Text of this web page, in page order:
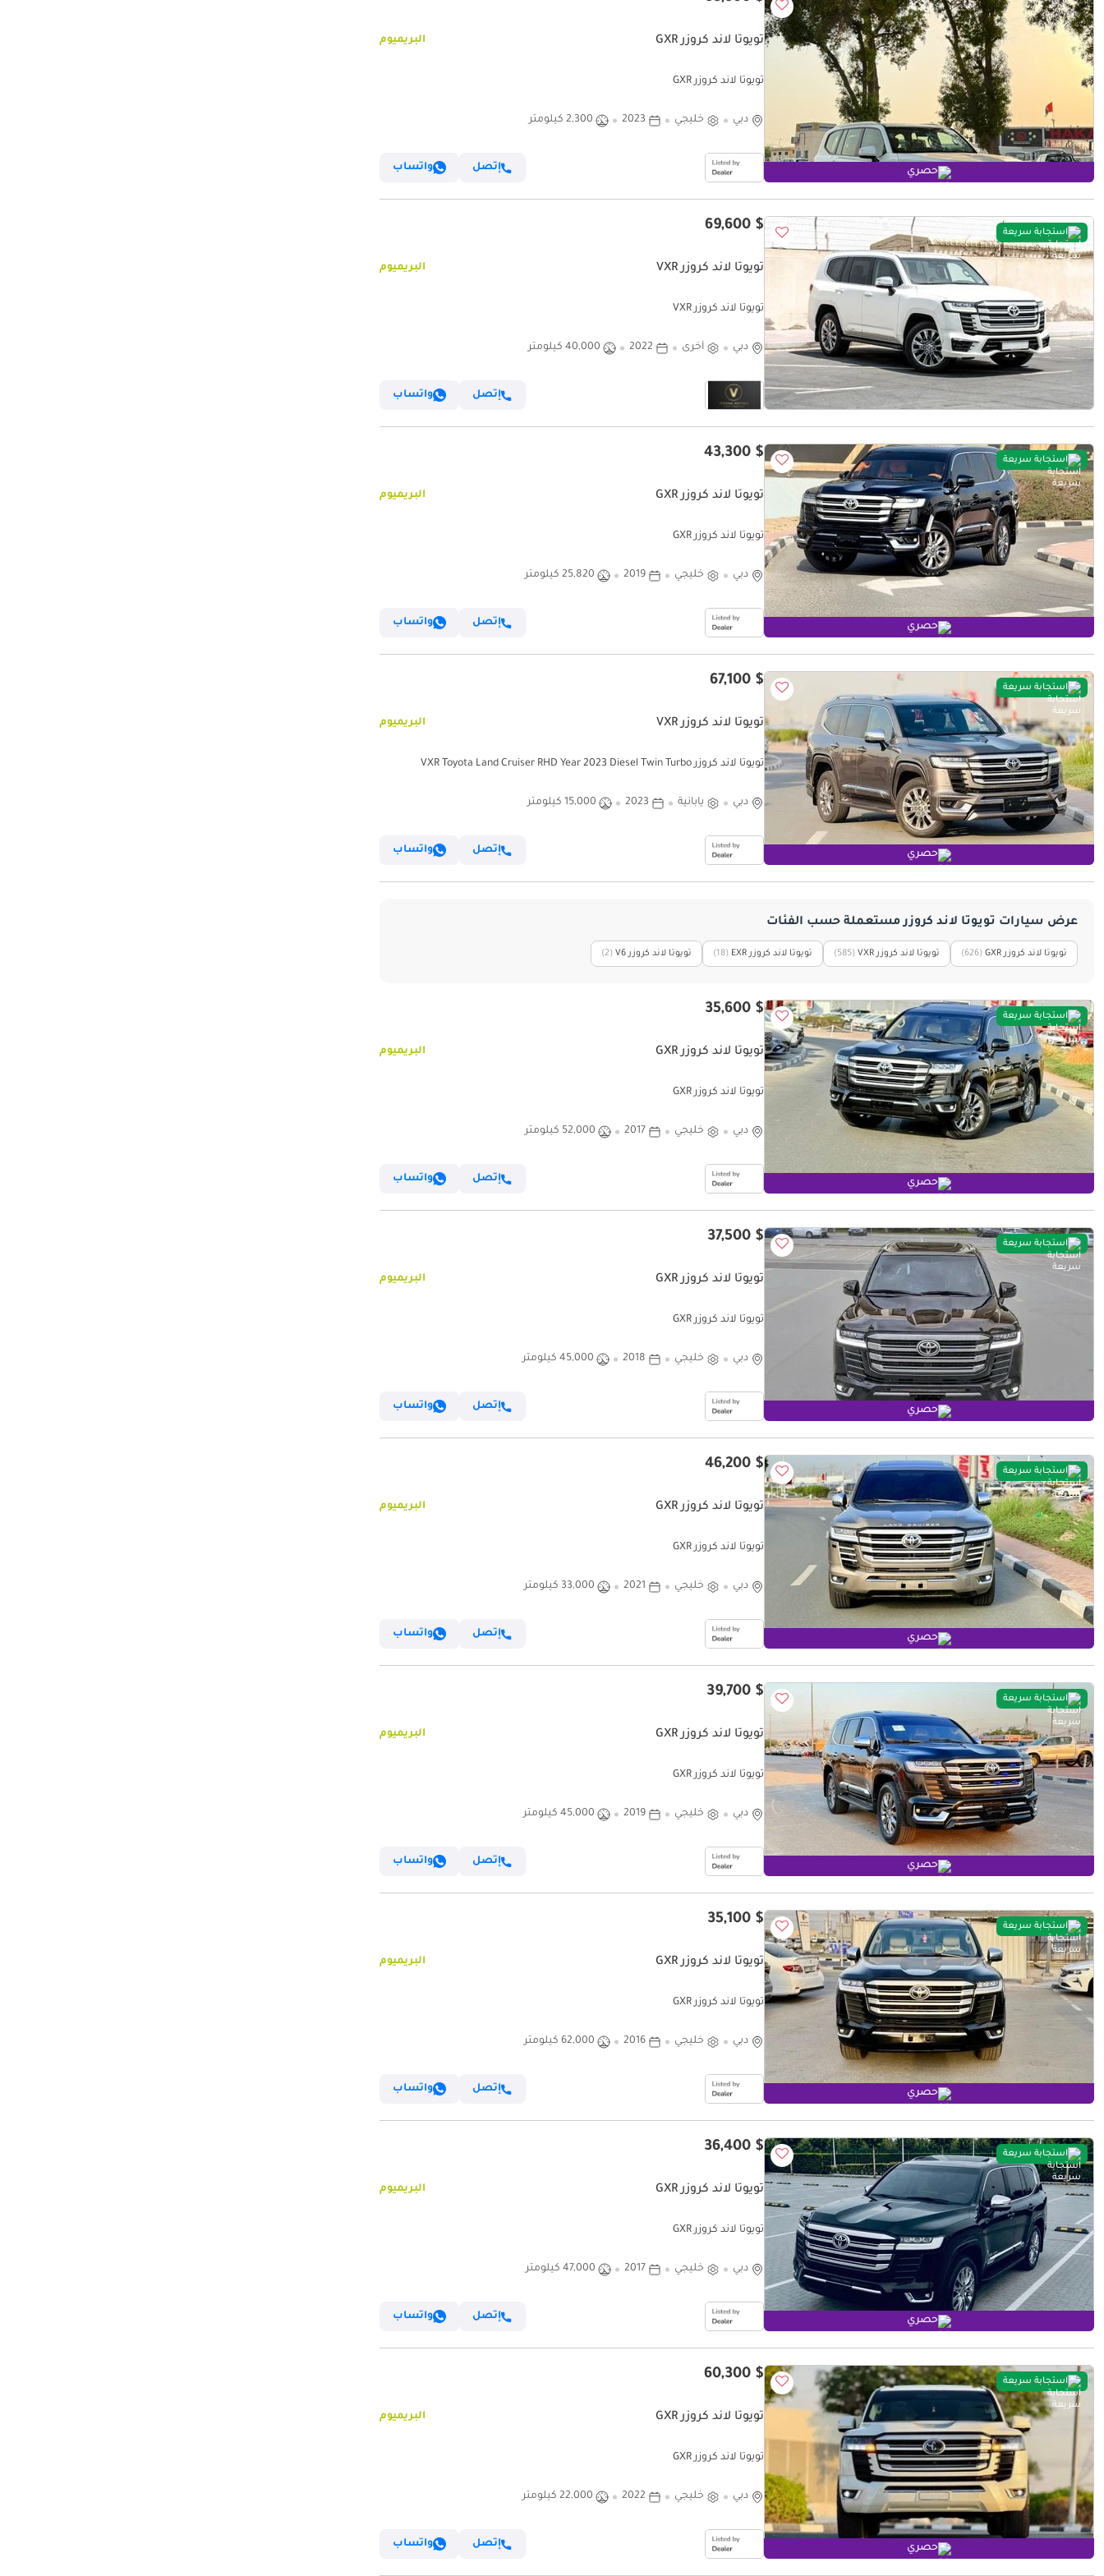
حصري
تويوتا لاند كروزر GXR البريميوم
تويوتا لاند كروزر GXR
دبي خليجي 2023 2,300 كيلومتر
إتصل واتساب
استجابة سريعة $ 69,600
تويوتا لاند كروزر VXR البريميوم
تويوتا لاند كروزر VXR
دبي أخرى 2022 40,000 كيلومتر
إتصل واتساب
استجابة سريعة
حصري
$ 43,300
تويوتا لاند كروزر GXR البريميوم
تويوتا لاند كروزر GXR
دبي خليجي 2019 25,820 كيلومتر
إتصل واتساب
استجابة سريعة
حصري
$ 67,100
تويوتا لاند كروزر VXR البريميوم
تويوتا لاند كروزر VXR Toyota Land Cruiser RHD Year 2023 Diesel Twin Turbo
دبي يابانية 2023 15,000 كيلومتر
إتصل واتساب
عرض سيارات تويوتا لاند كروزر مستعملة حسب الفئات
تويوتا لاند كروزر GXR ‏(626) تويوتا لاند كروزر VXR ‏(585) تويوتا لاند كروزر EXR ‏(18) تويوتا لاند كروزر V6 ‏(2)
استجابة سريعة
حصري
$ 35,600
تويوتا لاند كروزر GXR البريميوم
تويوتا لاند كروزر GXR
دبي خليجي 2017 52,000 كيلومتر
إتصل واتساب
استجابة سريعة
حصري
$ 37,500
تويوتا لاند كروزر GXR البريميوم
تويوتا لاند كروزر GXR
دبي خليجي 2018 45,000 كيلومتر
إتصل واتساب
استجابة سريعة
حصري
$ 46,200
تويوتا لاند كروزر GXR البريميوم
تويوتا لاند كروزر GXR
دبي خليجي 2021 33,000 كيلومتر
إتصل واتساب
استجابة سريعة
حصري
$ 39,700
تويوتا لاند كروزر GXR البريميوم
تويوتا لاند كروزر GXR
دبي خليجي 2019 45,000 كيلومتر
إتصل واتساب
استجابة سريعة
حصري
$ 35,100
تويوتا لاند كروزر GXR البريميوم
تويوتا لاند كروزر GXR
دبي خليجي 2016 62,000 كيلومتر
إتصل واتساب
استجابة سريعة
حصري
$ 36,400
تويوتا لاند كروزر GXR البريميوم
تويوتا لاند كروزر GXR
دبي خليجي 2017 47,000 كيلومتر
إتصل واتساب
استجابة سريعة
حصري
$ 60,300
تويوتا لاند كروزر GXR البريميوم
تويوتا لاند كروزر GXR
دبي خليجي 2022 22,000 كيلومتر
إتصل واتساب